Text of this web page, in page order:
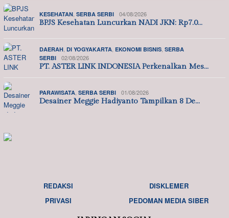
KESEHATAN SERBA SERBI 04/08/2026
BPJS Kesehatan Luncurkan NADI JKN: Rp7.0…
DAERAH DI YOGYAKARTA EKONOMI BISNIS SERBA
SERBI
02/08/2026
PT. ASTER LINK INDONESIA Perkenalkan Mes…
PARAWISATA SERBA SERBI 01/08/2026
Desainer Meggie Hadiyanto Tampilkan 8 De…
REDAKSI
DISKLEMER
PRIVASI
PEDOMAN MEDIA SIBER